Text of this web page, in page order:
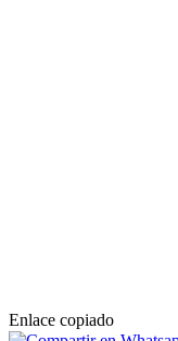
Enlace copiado